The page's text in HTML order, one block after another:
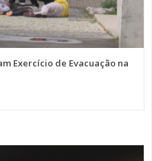
Exercício de Evacuação na